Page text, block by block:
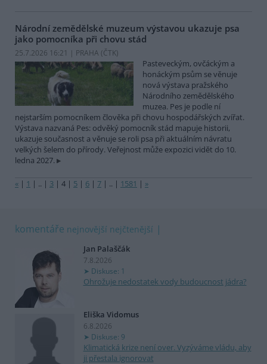
Národní zemědělské muzeum výstavou ukazuje psa
jako pomocníka při chovu stád
25.7.2026 16:21 | PRAHA (ČTK)
Pasteveckým, ovčáckým a
honáckým psům se věnuje
nová výstava pražského
Národního zemědělského
muzea. Pes je podle ní
nejstarším pomocníkem člověka při chovu hospodářských zvířat.
Výstava nazvaná Pes: odvěký pomocník stád mapuje historii,
ukazuje současnost a věnuje se roli psa při aktuálním návratu
velkých šelem do přírody. Veřejnost může expozici vidět do 10.
ledna 2027.
« | 1 | .. | 3 | 4 | 5 | 6 | 7 | .. | 1581 | »
komentáře nejnovější nejčtenější
Jan Palaščák
7.8.2026
Diskuse: 1
Ohrožuje nedostatek vody budoucnost jádra?
Eliška Vidomus
6.8.2026
Diskuse: 9
Klimatická krize není over. Vyzýváme vládu, aby
ji přestala ignorovat